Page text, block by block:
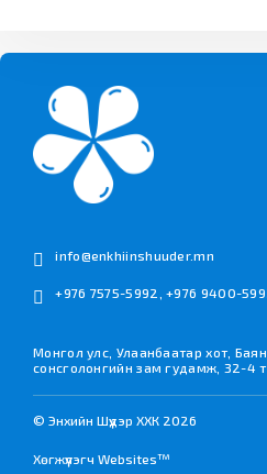
info@enkhiinshuuder.mn
+976 7575-5992 ,+976 9400-
Монгол улс, Улаанбаатар хот,
сонсголонгийн зам гудамж, 32-4
© Энхийн Шүүдэр ХХК 2026
Хөгжүүлэгч Websites™